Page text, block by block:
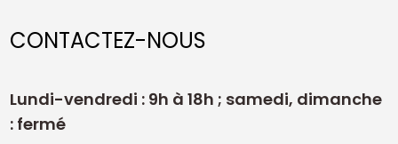
CONTACTEZ-NOUS
Lundi-vendredi : 9h à 18h ; samedi, dimanche
: fermé